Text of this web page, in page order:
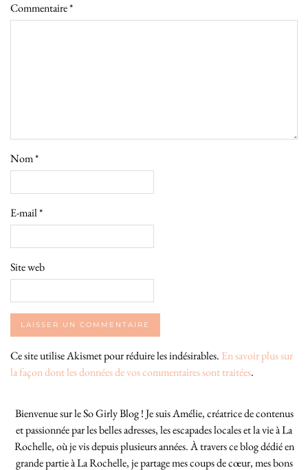
Commentaire*
Nom*
E-mail*
Site web
Ce site utilise Akismet pour réduire les indésirables. En savoir plus sur
la façon dont les données de vos commentaires sont traitées.
Bienvenue sur le So Girly Blog ! Je suis Amélie, créatrice de contenus
et passionnée par les belles adresses, les escapades locales et la vie à La
Rochelle, où je vis depuis plusieurs années. À travers ce blog dédié en
grande partie à La Rochelle, je partage mes coups de cœur, mes bons